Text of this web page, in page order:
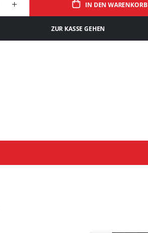
IN DEN WARENKORB
ZUR KASSE GEHEN